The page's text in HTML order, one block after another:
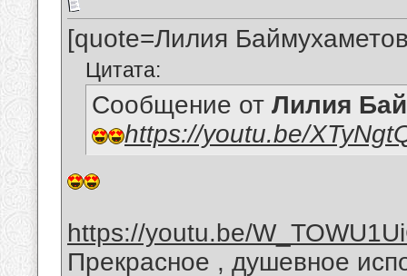
[quote=Лилия
Цитата:
Сообщение от Лилия
https://youtu.be/
https://youtu.be/
Прекрасное , душевное